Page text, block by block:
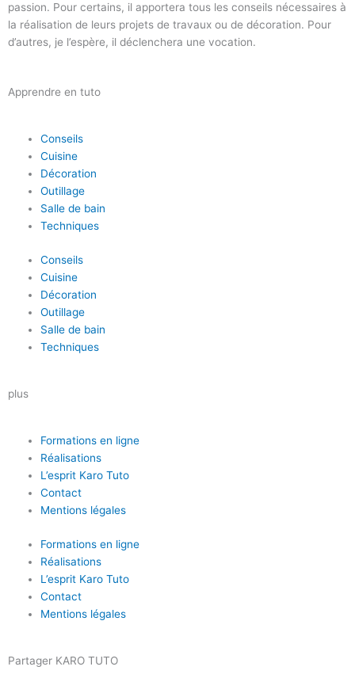
passion. Pour certains, il apportera tous les conseils nécessaires à
la réalisation de leurs projets de travaux ou de décoration. Pour
d’autres, je l’espère, il déclenchera une vocation.
Apprendre en tuto
Conseils
Cuisine
Décoration
Outillage
Salle de bain
Techniques
Conseils
Cuisine
Décoration
Outillage
Salle de bain
Techniques
plus
Formations en ligne
Réalisations
L’esprit Karo Tuto
Contact
Mentions légales
Formations en ligne
Réalisations
L’esprit Karo Tuto
Contact
Mentions légales
Partager KARO TUTO